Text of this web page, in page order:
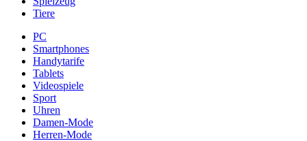
Tiere
PC
Smartphones
Handytarife
Tablets
Videospiele
Sport
Uhren
Damen-Mode
Herren-Mode